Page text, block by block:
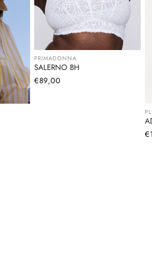
PRIMADONNA
SALERNO BH
Normaler
€89,00